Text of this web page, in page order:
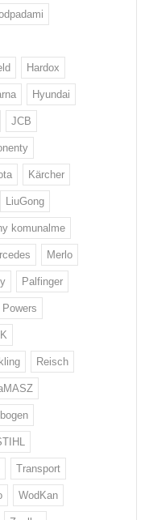
Hardox
Hyundai
JCB
Kärcher
LiuGong
komunalme
Merlo
Palfinger
Powers
Reisch
Transport
WodKan